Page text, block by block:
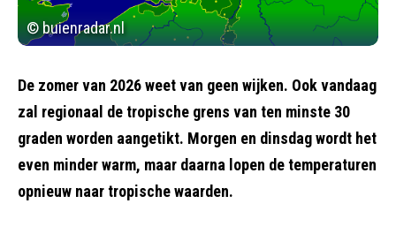
© buienradar.nl
De zomer van 2026 weet van geen wijken. Ook vandaag
zal regionaal de tropische grens van ten minste 30
graden worden aangetikt. Morgen en dinsdag wordt het
even minder warm, maar daarna lopen de temperaturen
opnieuw naar tropische waarden.